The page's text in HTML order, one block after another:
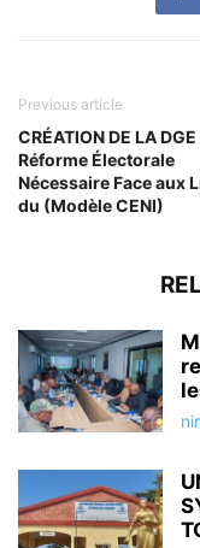
Previous article
CRÉATION DE LA
Réforme Électorale
Nécessaire Face aux
du (Modèle CENI)